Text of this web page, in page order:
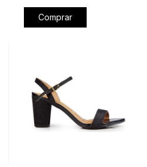
Comprar